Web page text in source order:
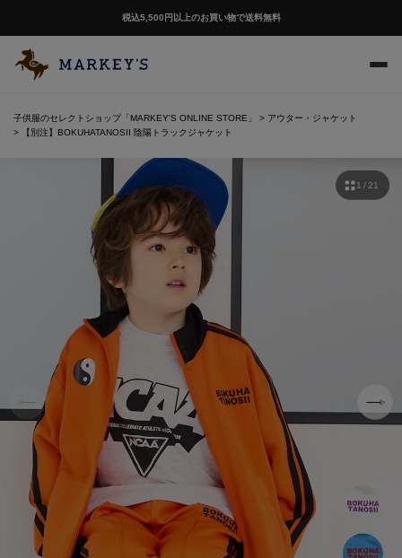
税込5,500円以上のお買い物で送料無料
子供服のセレクトショップ「MARKEY'S ONLINE STORE」
アウター・ジャケット
【別注】BOKUHATANOSII 陰陽トラックジャケット
1 / 21